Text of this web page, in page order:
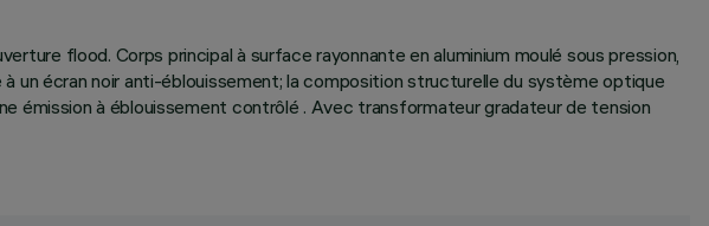
flood. Corps principal à surface rayonnante en aluminium moulé sous pression,
un écran noir anti-éblouissement; la composition structurelle du système optique
émission à éblouissement contrôlé . Avec transformateur gradateur de tension